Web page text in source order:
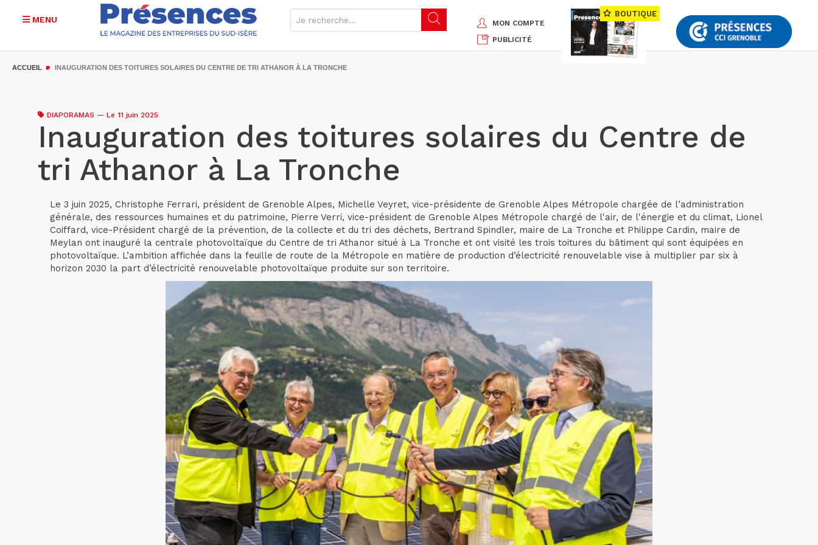
MENU
MON COMPTE
PUBLICITÉ
BOUTIQUE
ACCUEIL INAUGURATION DES TOITURES SOLAIRES DU CENTRE DE TRI ATHANOR À LA TRONCHE
DIAPORAMAS — Le 11 juin 2025
Inauguration des toitures solaires du Centre de
tri Athanor à La Tronche
Le 3 juin 2025, Christophe Ferrari, président de Grenoble Alpes, Michelle Veyret, vice-présidente de Grenoble Alpes Métropole chargée de l’administration
générale, des ressources humaines et du patrimoine, Pierre Verri, vice-président de Grenoble Alpes Métropole chargé de l'air, de l'énergie et du climat, Lionel
Coiffard, vice-Président chargé de la prévention, de la collecte et du tri des déchets, Bertrand Spindler, maire de La Tronche et Philippe Cardin, maire de
Meylan ont inauguré la centrale photovoltaïque du Centre de tri Athanor situé à La Tronche et ont visité les trois toitures du bâtiment qui sont équipées en
photovoltaïque. L’ambition affichée dans la feuille de route de la Métropole en matière de production d’électricité renouvelable vise à multiplier par six à
horizon 2030 la part d’électricité renouvelable photovoltaïque produite sur son territoire.